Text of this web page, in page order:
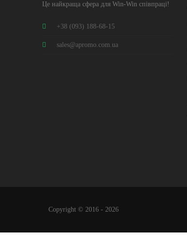
Це найкраща сфера для Win-Win співпраці!
+38 (093) 188-68-15
sales@apromo.com.ua
Copyright © 2016 - 2026